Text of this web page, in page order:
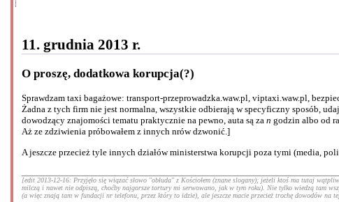
11. grudnia 2013 r.
O proszę, dodatkowa korupcja(?)
Sprawdzam taxi bagażowe: transport-przeprowadzka.waw.pl, viptaxi.waw.pl,
Żadna z tych firm nie jest normalna, wszystkie odbierają w specyficzny sposób,
dowodzący znajomości tematu praktycznie na pewno, auta są za n godzin albo od
Aż ze zdziwienia próbowałem z innych nrów dzwonić.]
A jeszcze przecież tyle innych działów ministerstwa korupcji poza tymi (media,
[edit 2013-12-16: Przyjęło się wiązać słowo "obłuda" z Kościołem (znane slogany); jeżeli ktoś ma tutaj
milczą i nawet nie odpiszą, choćby najgorsze tortury mi serwowano, jak w tym roku). Nie tylko wiedzą tam
(a więc znają tam w fundacji nr telefonu, przez który to idzie), ale jeszcze macie przecież trochę dowodów